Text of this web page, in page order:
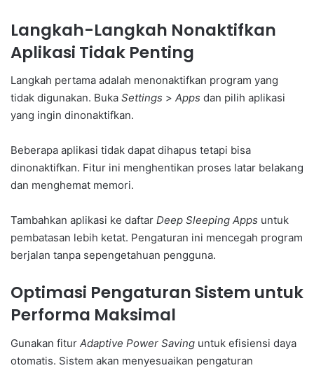
Langkah-Langkah Nonaktifkan
Aplikasi Tidak Penting
Langkah pertama adalah menonaktifkan program yang
tidak digunakan. Buka Settings > Apps dan pilih aplikasi
yang ingin dinonaktifkan.
Beberapa aplikasi tidak dapat dihapus tetapi bisa
dinonaktifkan. Fitur ini menghentikan proses latar belakang
dan menghemat memori.
Tambahkan aplikasi ke daftar Deep Sleeping Apps untuk
pembatasan lebih ketat. Pengaturan ini mencegah program
berjalan tanpa sepengetahuan pengguna.
Optimasi Pengaturan Sistem untuk
Performa Maksimal
Gunakan fitur Adaptive Power Saving untuk efisiensi daya
otomatis. Sistem akan menyesuaikan pengaturan